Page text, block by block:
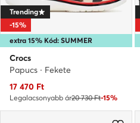
extra 15% Kód: SUMMER
Trending
-15%
Crocs
Papucs · Fekete
Aktuális ár
17 470 Ft
Legalacsonyabb ár20 730 Ft-15%